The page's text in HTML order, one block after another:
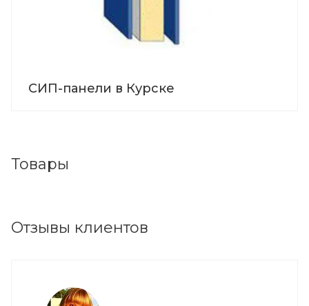
СИП-панели в Курске
Товары
Отзывы клиентов